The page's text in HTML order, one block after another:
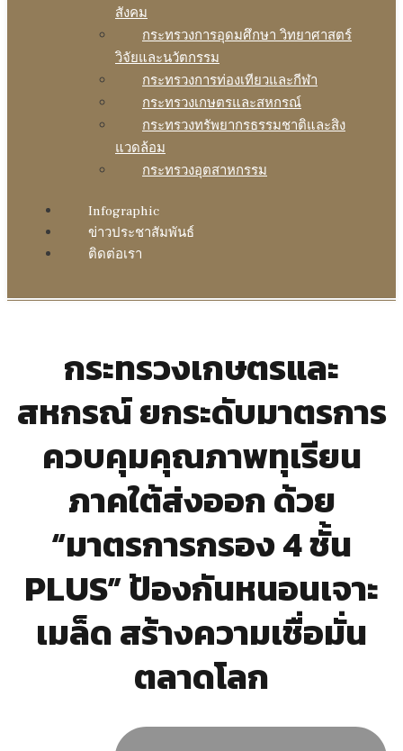
สังคม
กระทรวงการอุดมศึกษา วิทยาศาสตร์
วิจัยและนวัตกรรม
กระทรวงการท่องเทียวและกีฬา
กระทรวงเกษตรและสหกรณ์
กระทรวงทรัพยากรธรรมชาติและสิง
แวดล้อม
กระทรวงอุตสาหกรรม
Infographic
ข่าวประชาสัมพันธ์
ติดต่อเรา
กระทรวงเกษตรและ
สหกรณ์ ยกระดับมาตรการ
ควบคุมคุณภาพทุเรียน
ภาคใต้ส่งออก ด้วย
“มาตรการกรอง 4 ชั้น
PLUS” ป้องกันหนอนเจาะ
เมล็ด สร้างความเชื่อมั่น
ตลาดโลก